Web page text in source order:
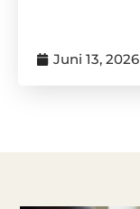
Juni 13, 2026